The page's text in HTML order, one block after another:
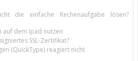
die einfache Rechenaufgabe lösen?
dem Ipad nutzen
SSL-Zertifikat?
(QuickType) reagiert nicht